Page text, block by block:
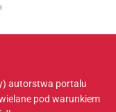
autorstwa portalu
pod warunkiem